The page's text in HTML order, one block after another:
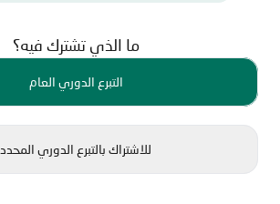
ما الذي تشترك فيه؟
التبرع الدوري العام
للاشتراك بالتبرع الدوري المحدد